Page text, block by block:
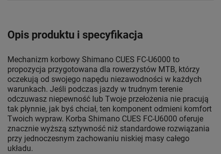
Opis produktu i specyfikacja
Mechanizm korbowy Shimano CUES FC-U6000 to
propozycja przygotowana dla rowerzystów MTB, którzy
oczekują od swojego napędu niezawodności w każdych
warunkach. Jeśli podczas jazdy w trudnym terenie
odczuwasz niepewność lub Twoje przełożenia nie pracują
tak płynnie, jak byś chciał, ten komponent odmieni komfort
Twoich wypraw. Korba Shimano CUES FC-U6000 oferuje
znacznie wyższą sztywność niż standardowe rozwiązania
przy jednoczesnym zachowaniu niskiej masy całego
układu.